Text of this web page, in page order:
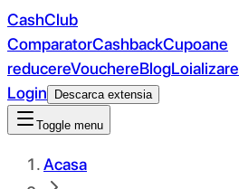
CashClub
ComparatorCashbackCupoane
reducereVouchereBlogLoializare
Login
Descarca extensia
Toggle menu
Acasa